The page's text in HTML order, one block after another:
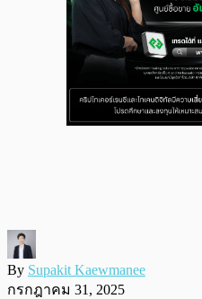
By Supakit Kaewmanee
กรกฎาคม 31, 2025